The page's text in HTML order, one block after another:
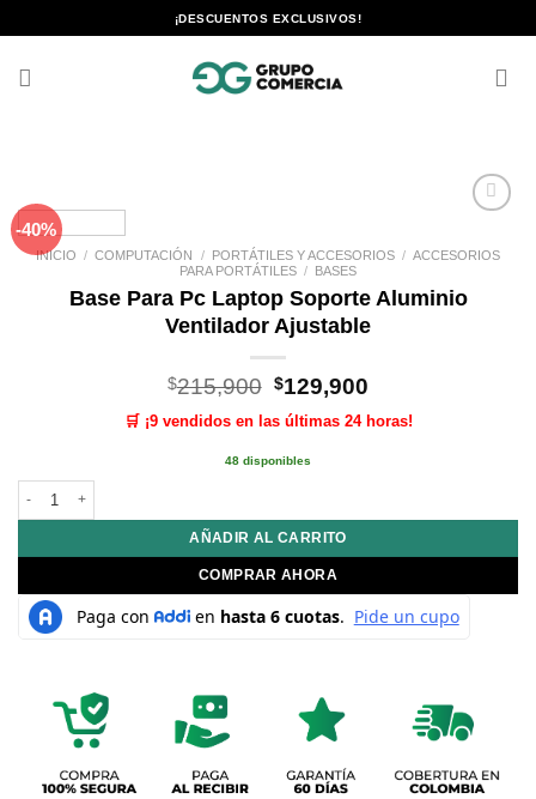
al
¡DESCUENTOS EXCLUSIVOS!
-40%
lista de
INICIO / COMPUTACIÓN / PORTÁTILES Y ACCESORIOS / ACCESORIOS
PARA PORTÁTILES / BASES
Base Para Pc Laptop Soporte Aluminio
Ventilador Ajustable
$215,900 El
precio
original
era:
$129,900
actual
🛒 ¡9 vendidos en las últimas 24 horas!
48 disponibles
Base Para Pc Laptop Soporte Aluminio Ventilador Ajustable cantidad
AÑADIR AL CARRITO
COMPRAR AHORA